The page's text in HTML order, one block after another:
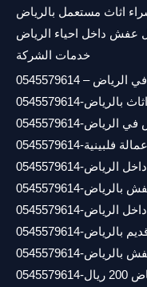
اثاث مستعمل بالرياض
عفش داخل احياء الرياض
خدمات الشركة
– 0545579614
0545579614
0545579614
0545579614
0545579614
0545579614
0545579614
0545579614
0545579614